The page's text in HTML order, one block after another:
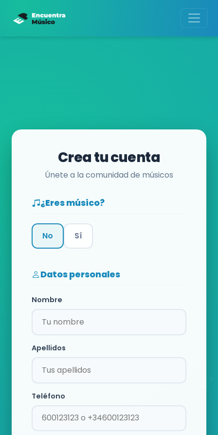
Crea tu cuenta
Únete a la comunidad de músicos
¿Eres músico?
No Sí
Datos personales
Nombre
Apellidos
Teléfono